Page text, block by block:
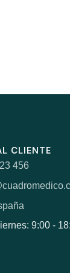
CLIENTE
456
9:00 -